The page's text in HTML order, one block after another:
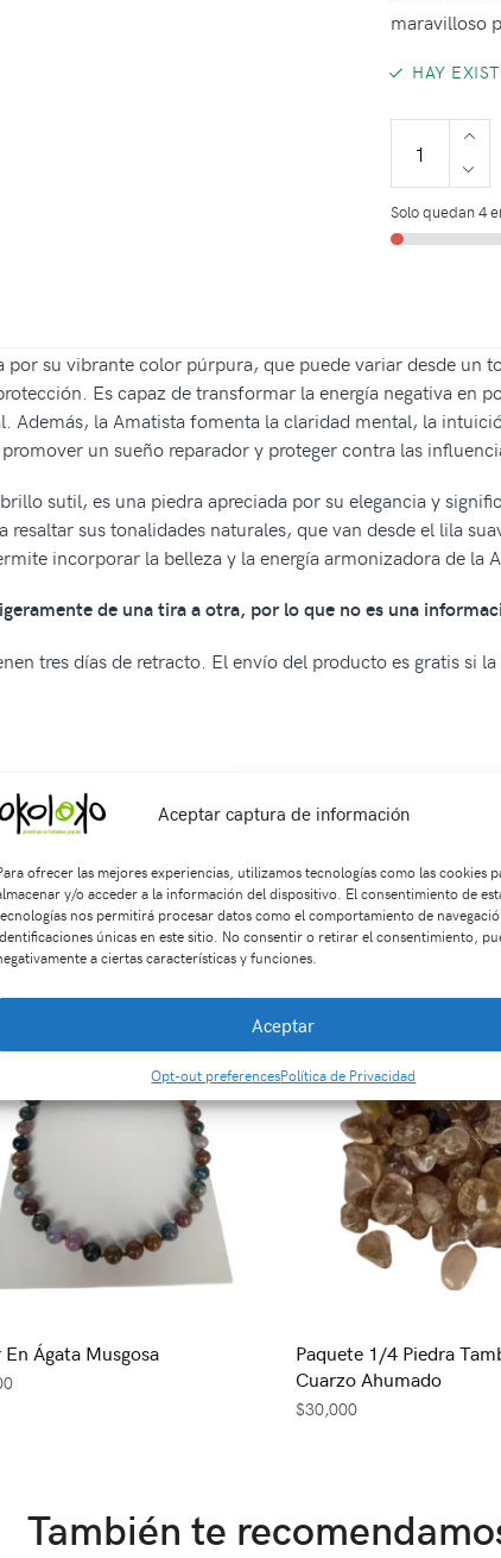
Aceptar captura de información
ofrecer las mejores experiencias, utilizamos tecnologías como las cookies
y/o acceder a la información del dispositivo. El consentimiento de
nos permitirá procesar datos como el comportamiento de
únicas en este sitio. No consentir o retirar el consentimiento,
a ciertas características y funciones.
Aceptar
Opt-out preferencesPolítica de Privacidad
maravilloso
HAY
Solo quedan 4
por su vibrante color púrpura, que puede variar desde un
Es capaz de transformar la energía negativa en
Además, la Amatista fomenta la claridad mental, la
un sueño reparador y proteger contra las
sutil, es una piedra apreciada por su elegancia y
sus tonalidades naturales, que van desde el lila
incorporar la belleza y la energía armonizadora de la
de una tira a otra, por lo que no es una
tres días de retracto. El envío del producto es gratis si
SKU: Sa2063 Categorías:SARTAS,Formas
Productos relacionados
Ágata Musgosa
Paquete 1/4 Piedra
Cuarzo Ahumado
$30,000
También te